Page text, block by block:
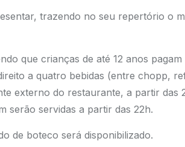
trazendo no seu repertório o
que crianças de até 12 anos
a quatro bebidas (entre chopp,
externo do restaurante, a partir das
serão servidas a partir das 22h.
de boteco será disponibilizado.